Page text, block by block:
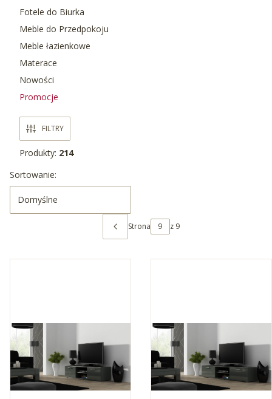
Fotele do Biurka
Meble do Przedpokoju
Meble łazienkowe
Materace
Nowości
Promocje
FILTRY
Produkty: 214
Lista produktów
Sortowanie:
Domyślne
POPRZEDNIE PRODUKTY
Strona z 9